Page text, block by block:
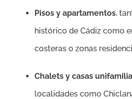
Pisos y apartamentos,
histórico de Cádiz como
costeras o zonas
Chalets y casas
localidades como